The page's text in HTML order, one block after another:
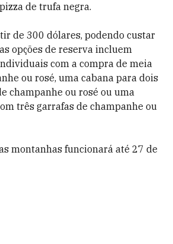
de trufa negra.
de 300 dólares, podendo custar
opções de reserva incluem
com a compra de meia
ou rosé, uma cabana para dois
champanhe ou rosé ou uma
três garrafas de champanhe ou
montanhas funcionará até 27 de